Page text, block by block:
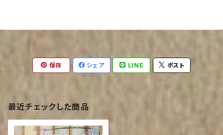
保存 シェア LINE ポスト
最近チェックした商品